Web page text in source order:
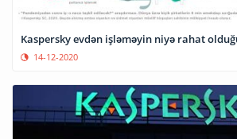
Kaspersky evdən işləməyin niyə rahat
14-12-2020